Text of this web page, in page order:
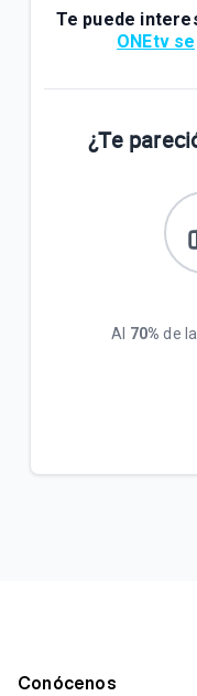
Te puede
ONEtv
¿Te
Al 70% de
Conócenos